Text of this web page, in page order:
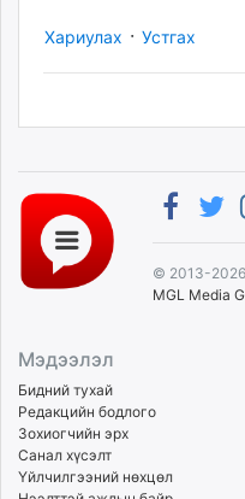
Хариулах · Устгах
© 2013-2026
MGL Media
Мэдээлэл
Бидний тухай
Редакцийн бодлого
Зохиогчийн эрх
Санал хүсэлт
Үйлчилгээний нөхцөл